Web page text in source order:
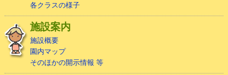
各クラスの様子
施設案内
施設概要
園内マップ
そのほかの開示情報 等